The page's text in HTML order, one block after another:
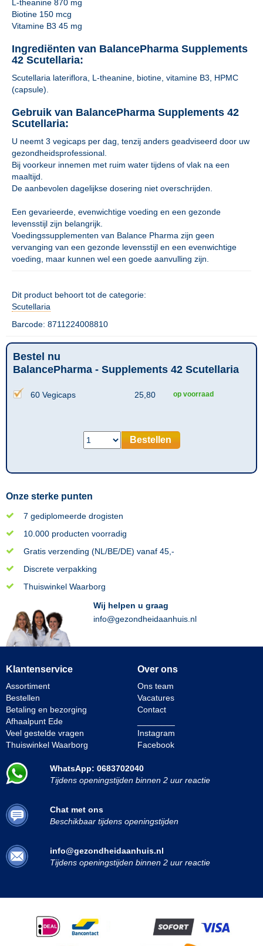
L-theanine 870 mg
Biotine 150 mcg
Vitamine B3 45 mg
Ingrediënten van BalancePharma Supplements
42 Scutellaria:
Scutellaria lateriflora, L-theanine, biotine, vitamine B3, HPMC
(capsule).
Gebruik van BalancePharma Supplements 42
Scutellaria:
U neemt 3 vegicaps per dag, tenzij anders geadviseerd door uw
gezondheidsprofessional.
Bij voorkeur innemen met ruim water tijdens of vlak na een
maaltijd.
De aanbevolen dagelijkse dosering niet overschrijden.
Een gevarieerde, evenwichtige voeding en een gezonde
levensstijl zijn belangrijk.
Voedingssupplementen van Balance Pharma zijn geen
vervanging van een gezonde levensstijl en een evenwichtige
voeding, maar kunnen wel een goede aanvulling zijn.
Dit product behoort tot de categorie:
Scutellaria
Barcode: 8711224008810
Bestel nu
BalancePharma - Supplements 42 Scutellaria
60 Vegicaps 25,80 op voorraad
Bestellen
Onze sterke punten
7 gediplomeerde drogisten
10.000 producten voorradig
Gratis verzending (NL/BE/DE) vanaf 45,-
Discrete verpakking
Thuiswinkel Waarborg
Wij helpen u graag
info@gezondheidaanhuis.nl
Klantenservice
Assortiment
Bestellen
Betaling en bezorging
Afhaalpunt Ede
Veel gestelde vragen
Thuiswinkel Waarborg
Over ons
Ons team
Vacatures
Contact
Instagram
Facebook
WhatsApp: 0683702040
Tijdens openingstijden binnen 2 uur reactie
Chat met ons
Beschikbaar tijdens openingstijden
info@gezondheidaanhuis.nl
Tijdens openingstijden binnen 2 uur reactie